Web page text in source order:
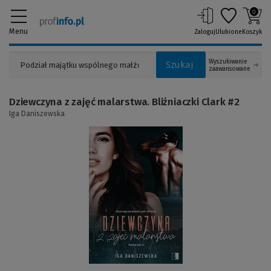
Menu
Szukaj
Wyszukiwanie
zaawansowane
ZalogujUlubione
0
Koszyk
innej
strony)
Dziewczyna z zajęć malarstwa. Bliźniaczki Clark #2
Iga Daniszewska